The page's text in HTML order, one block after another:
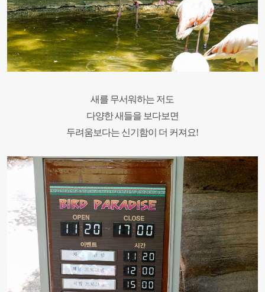
새를 무서워하는 저도
다양한 새들을 보다보면
두려움보다는 신기함이 더 커져요!